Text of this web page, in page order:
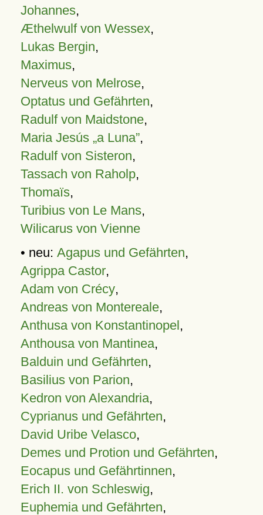
Johannes,
Æthelwulf von Wessex,
Lukas Bergin,
Maximus,
Nerveus von Melrose,
Optatus und Gefährten,
Radulf von Maidstone,
Maria Jesús „a Luna”,
Radulf von Sisteron,
Tassach von Raholp,
Thomaïs,
Turibius von Le Mans,
Wilicarus von Vienne
• neu: Agapus und Gefährten,
Agrippa Castor,
Adam von Crécy,
Andreas von Montereale,
Anthusa von Konstantinopel,
Anthousa von Mantinea,
Balduin und Gefährten,
Basilius von Parion,
Kedron von Alexandria,
Cyprianus und Gefährten,
David Uribe Velasco,
Demes und Protion und Gefährten,
Eocapus und Gefährtinnen,
Erich II. von Schleswig,
Euphemia und Gefährten,